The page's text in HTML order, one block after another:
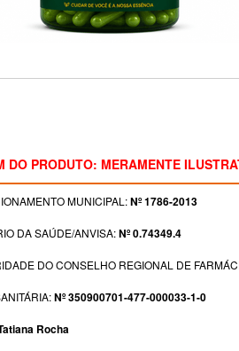
DO PRODUTO: MERAMENTE
MUNICIPAL:Nº 1786-2013
DA SAÚDE/ANVISA:Nº 0.74349.4
DO CONSELHO REGIONAL DE
Nº 350900701-477-000033-1-0
Rocha